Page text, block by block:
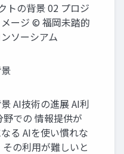
トの背景 02 プロジ
ージ © 福岡未踏的
ソーシアム
AI技術の進展 AI利
での 情報提供が
る AIを使い慣れな
の利用が難しいと